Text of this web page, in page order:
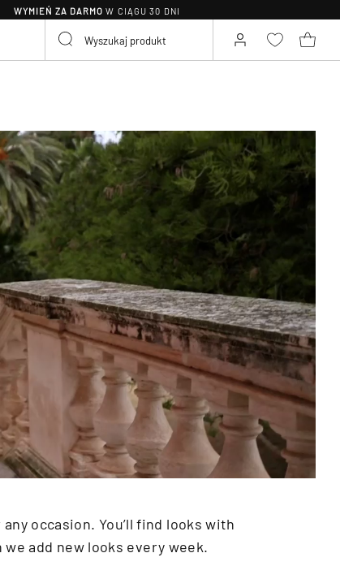
WYMIEŃ ZA DARMO W CIĄGU 30 DNI
occasion. You’ll find looks with
add new looks every week.